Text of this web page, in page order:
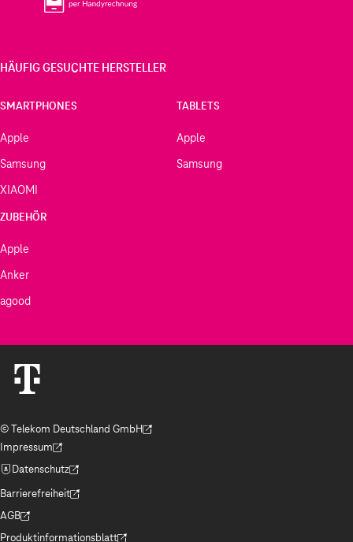
HÄUFIG GESUCHTE HERSTELLER
SMARTPHONES
Apple
Samsung
XIAOMI
TABLETS
Apple
Samsung
ZUBEHÖR
Apple
Anker
agood
© Telekom Deutschland GmbH
(Der Link wird in einem neuen Tab geöffnet)
Impressum
(Der Link wird in einem neuen Tab geöffnet)
Datenschutz
(Der Link wird in einem neuen Tab geöffnet)
Barrierefreiheit
(Der Link wird in einem neuen Tab geöffnet)
AGB
(Der Link wird in einem neuen Tab geöffnet)
Produktinformationsblatt